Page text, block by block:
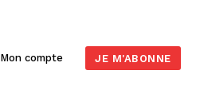
Mon compte JE M'ABONNE